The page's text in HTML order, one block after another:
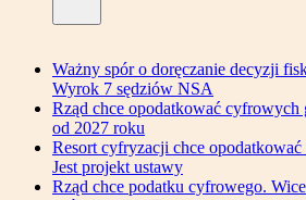
Ważny spór o doręczanie decyzji
Wyrok 7 sędziów NSA
Rząd chce opodatkować cyfrowych
od 2027 roku
Resort cyfryzacji chce
Jest projekt ustawy
Rząd chce podatku cyfrowego.